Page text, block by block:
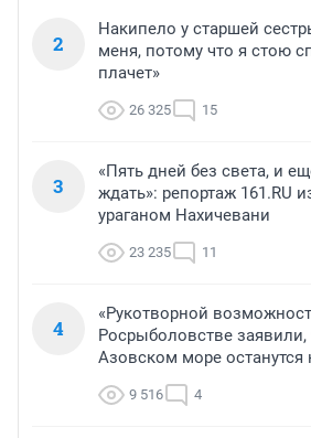
2
Накипело у старшей
меня, потому что я стою
плачет»
26 325 15
3
«Пять дней без света, и
ждать»: репортаж 161.RU
ураганом Нахичевани
23 235 11
4
«Рукотворной
Росрыболовстве
Азовском море останутся
9 516 4